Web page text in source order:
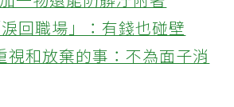
一物還能防髒汙附著
回職場」：有錢也碰壁
和放棄的事：不為面子消